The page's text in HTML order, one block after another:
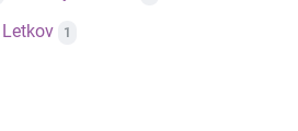
Letkov 1